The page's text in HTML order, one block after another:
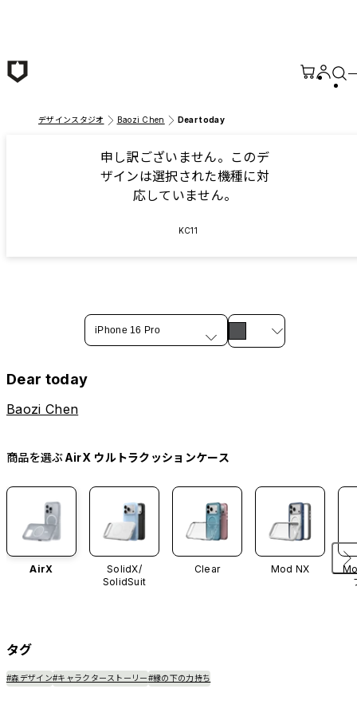
デザインスタジオ Baozi Chen Dear today
申し訳ございません。このデ
ザインは選択された機種に対
応していません。
KC11
iPhone 16 Pro
Dear today
Baozi Chen
商品を選ぶAirX ウルトラクッションケース
AirX
SolidX/
SolidSuit
Clear Mod NX
タグ
#森デザイン#キャラクターストーリー#縁の下の力持ち